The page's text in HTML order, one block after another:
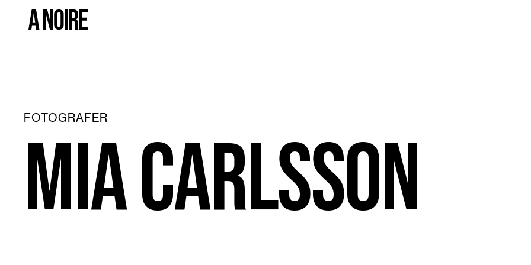
FOTOGRAFER
Mia Carlsson